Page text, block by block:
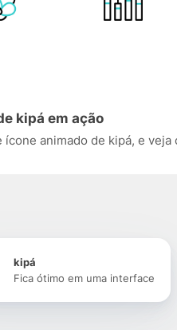
kipá em ação
animado de kipá, e
kipá
Fica ótimo em uma interface